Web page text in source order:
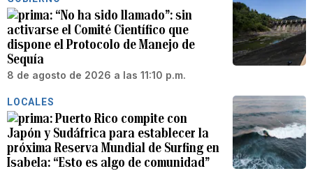
“No ha sido llamado”: sin
activarse el Comité Científico que
dispone el Protocolo de Manejo de
Sequía
8 de agosto de 2026 a las 11:10 p.m.
LOCALES
Puerto Rico compite con
Japón y Sudáfrica para establecer la
próxima Reserva Mundial de Surfing en
Isabela: “Esto es algo de comunidad”